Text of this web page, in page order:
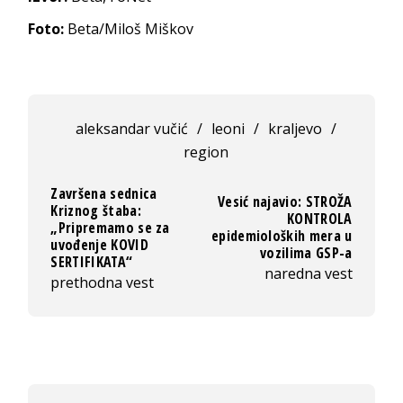
Foto: Beta/Miloš Miškov
aleksandar vučić / leoni / kraljevo /
region
Završena sednica
Kriznog štaba:
„Pripremamo se za
uvođenje KOVID
SERTIFIKATA“
prethodna vest
Vesić najavio: STROŽA
KONTROLA
epidemioloških mera u
vozilima GSP-a
naredna vest